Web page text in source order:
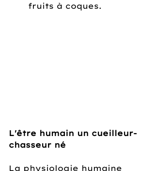
fruits à coques.
L'être humain un cueilleur-
chasseur né
La physiologie humaine